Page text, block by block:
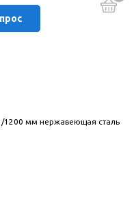
1200 мм нержавеющая сталь